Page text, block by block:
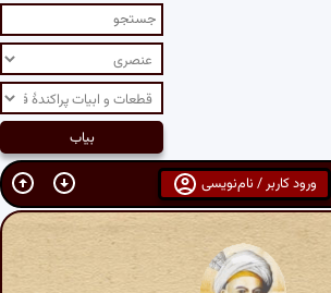
ورود کاربر / نام‌نویسی